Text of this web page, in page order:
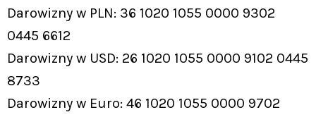
Darowizny w PLN: 36 1020 1055 0000 9302
0445 6612
Darowizny w USD: 26 1020 1055 0000 9102 0445
8733
Darowizny w Euro: 46 1020 1055 0000 9702